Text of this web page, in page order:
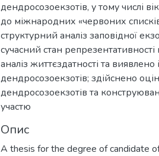
дендросозоекзотів, у тому числі
до міжнародних «червоних
структурний аналіз заповідної
сучасний стан
аналіз життєздатності та виявлено
дендросозоекзотів; здійснено
дендросозоекзотів та
участю
Опис
A thesis for the degree of candidate